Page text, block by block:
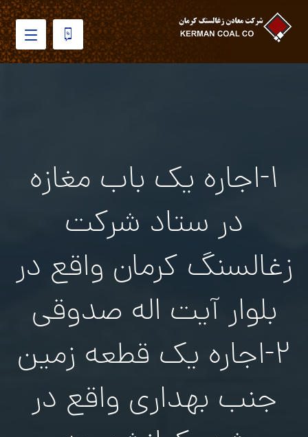
۱-اجاره یک باب مغازه
در ستاد شرکت
زغالسنگ کرمان واقع در
بلوار آیت اله صدوقی
۲-اجاره یک قطعه زمین
جنب بهداری واقع در